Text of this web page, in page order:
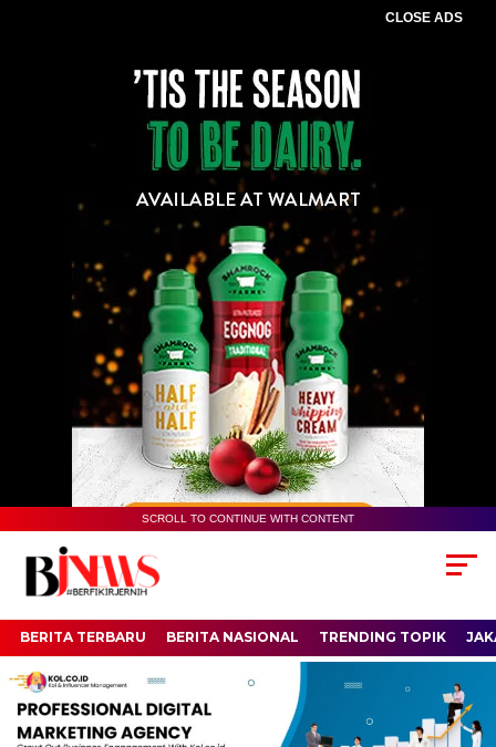
CLOSE ADS
SCROLL TO CONTINUE WITH CONTENT
BERITA TERBARU BERITA NASIONAL TRENDING TOPIK